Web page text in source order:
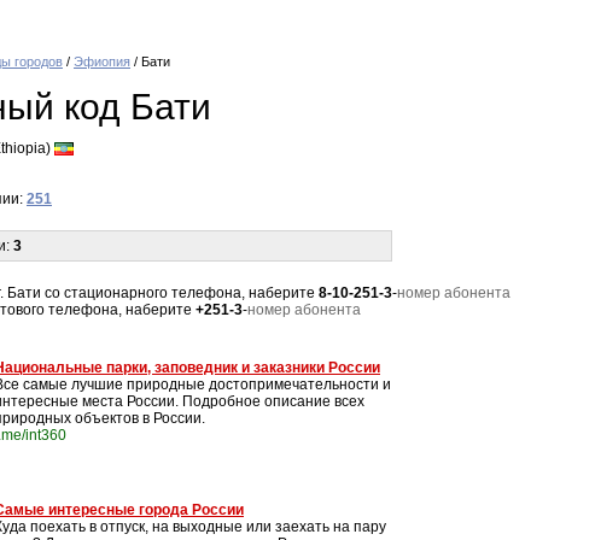
городов / Эфиопия / Бати
код Бати
251
3
Бати со стационарного телефона, наберите 8-10-251-3-номер абонента
телефона, наберите +251-3-номер абонента
парки, заповедник и заказники России
самые лучшие природные достопримечательности и
места России. Подробное описание всех
объектов в России.
int360
интересные города России
поехать в отпуск, на выходные или заехать на пару